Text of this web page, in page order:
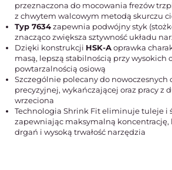
przeznaczona do mocowania frezów
z chwytem walcowym metodą skurczu
Typ 7634zapewnia podwójny styk
znacząco zwiększa sztywność układu
Dzięki konstrukcji HSK-Aoprawka
masą, lepszą stabilnością przy wysokich
powtarzalnością osiową
Szczególnie polecany do nowoczesnych
precyzyjnej, wykańczającej oraz pracy z
wrzeciona
Technologia Shrink Fit eliminuje tuleje i
zapewniając maksymalną koncentrację,
drgań i wysoką trwałość narzędzia